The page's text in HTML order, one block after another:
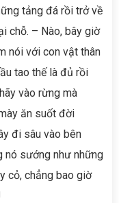
tảng đá rồi trở về
chỗ. – Nào, bây giờ
nói với con vật thân
tao thế là đủ rồi
vào rừng mà
ăn suốt đời
đi sâu vào bên
nó sướng như những
cỏ, chẳng bao giờ